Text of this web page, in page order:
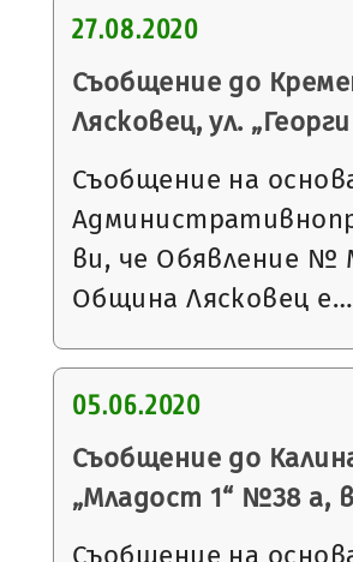
27.08.2020
Съобщение до
Лясковец, ул.
Съобщение на
ви, че Обявление №
Община Лясковец е…
05.06.2020
Съобщение до
„Младост 1“ №38 а,
Съобщение на